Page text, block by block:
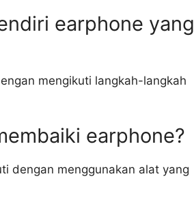
earphone yang
mengikuti langkah-langkah
earphone?
dengan menggunakan alat yang